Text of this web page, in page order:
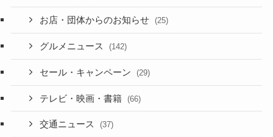
お店・団体からのお知らせ (25)
グルメニュース (142)
セール・キャンペーン (29)
テレビ・映画・書籍 (66)
交通ニュース (37)